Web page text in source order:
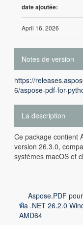
date ajoutée:
April 16, 2026
Notes de version
https://
6/aspose-pdf-for-
La description
Ce package contient
version 26.3.0,
systèmes macOS et
Aspose.PDF
via .NET 26.2.0
AMD64